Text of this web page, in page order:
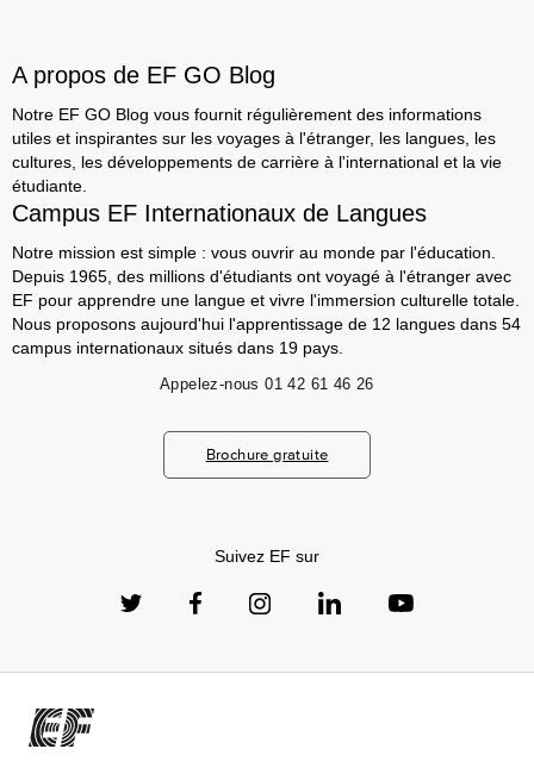
A propos de EF GO Blog
Notre EF GO Blog vous fournit régulièrement des informations
utiles et inspirantes sur les voyages à l'étranger, les langues, les
cultures, les développements de carrière à l'international et la vie
étudiante.
Campus EF Internationaux de Langues
Notre mission est simple : vous ouvrir au monde par l'éducation.
Depuis 1965, des millions d'étudiants ont voyagé à l'étranger avec
EF pour apprendre une langue et vivre l'immersion culturelle totale.
Nous proposons aujourd'hui l'apprentissage de 12 langues dans 54
campus internationaux situés dans 19 pays.
Appelez-nous 01 42 61 46 26
Brochure gratuite
Suivez EF sur